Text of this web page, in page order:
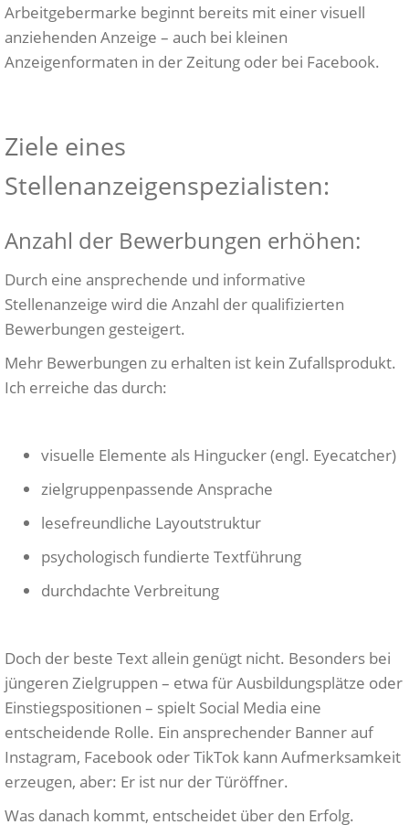
Arbeitgebermarke beginnt bereits mit einer visuell
anziehenden Anzeige – auch bei kleinen
Anzeigenformaten in der Zeitung oder bei Facebook.
Ziele eines
Stellenanzeigenspezialisten:
Anzahl der Bewerbungen erhöhen:
Durch eine ansprechende und informative
Stellenanzeige wird die Anzahl der qualifizierten
Bewerbungen gesteigert.
Mehr Bewerbungen zu erhalten ist kein Zufallsprodukt.
Ich erreiche das durch:
visuelle Elemente als Hingucker (engl. Eyecatcher)
zielgruppenpassende Ansprache
lesefreundliche Layoutstruktur
psychologisch fundierte Textführung
durchdachte Verbreitung
Doch der beste Text allein genügt nicht. Besonders bei
jüngeren Zielgruppen – etwa für Ausbildungsplätze oder
Einstiegspositionen – spielt Social Media eine
entscheidende Rolle. Ein ansprechender Banner auf
Instagram, Facebook oder TikTok kann Aufmerksamkeit
erzeugen, aber: Er ist nur der Türöffner.
Was danach kommt, entscheidet über den Erfolg.